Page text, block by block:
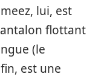
lui, est
flottant
(le
est une